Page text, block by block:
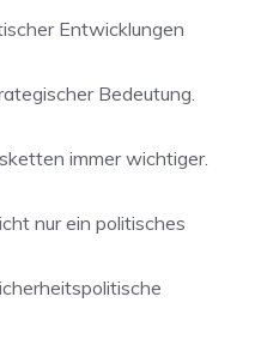
Entwicklungen
Bedeutung.
immer wichtiger.
nur ein politisches